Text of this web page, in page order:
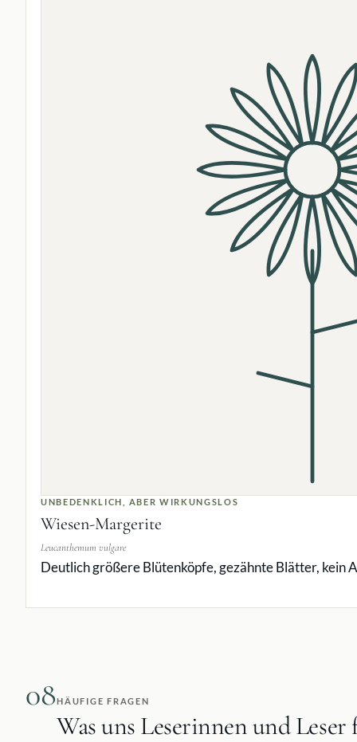
UNBEDENKLICH, ABER WIRKUNGSLOS
Wiesen-Margerite
Leucanthemum vulgare
Deutlich größere Blütenköpfe, gezähnte Blätter, kein
08HÄUFIGE FRAGEN
Was uns Leserinnen und Leser